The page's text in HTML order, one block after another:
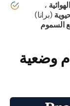
،
(برانا)
وضعية